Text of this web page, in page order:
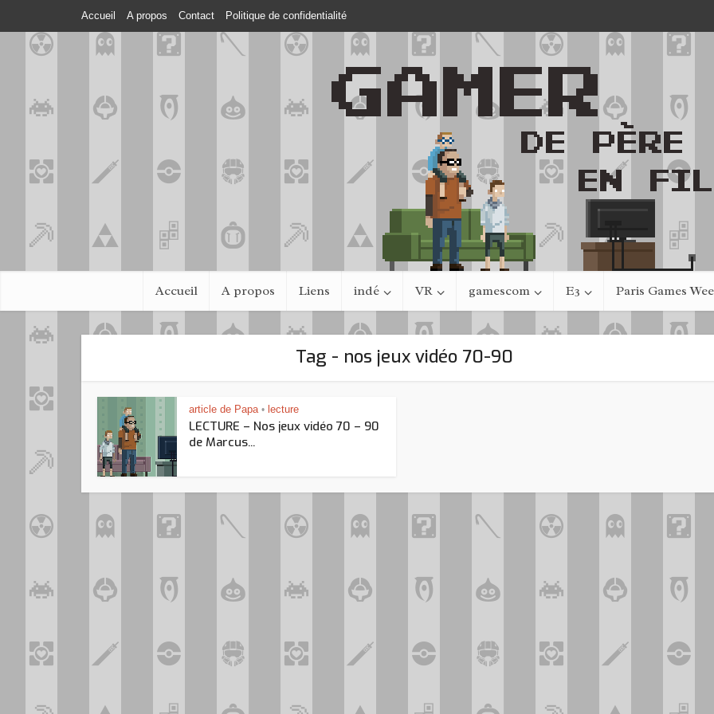
Accueil A propos Contact Politique de confidentialité
Accueil A propos Liens indé VR gamescom E3 Paris Games
Tag - nos jeux vidéo 70-90
article de Papa • lecture
LECTURE – Nos jeux vidéo 70 – 90
de Marcus...
Looking for Fael
Assassin’s Creed Black